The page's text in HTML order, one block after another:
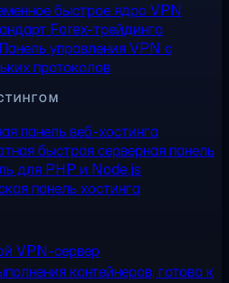
быстрое ядро VPN
Forex-трейдинга
Панель управления VPN с
протоколов
панель веб-хостинга
быстрая серверная панель
для PHP и Node.js
панель хостинга
VPN-сервер
контейнеров, готова к